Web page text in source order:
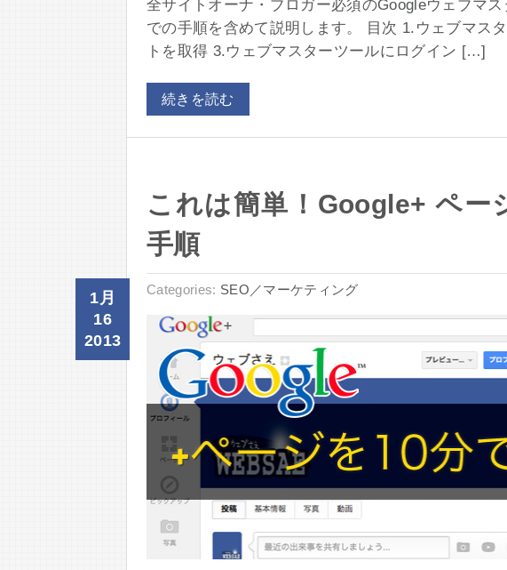
全サイトオーナ・ブロガー必須のGoogleウェブマ
での手順を含めて説明します。 目次 1.ウェブマス
トを取得 3.ウェブマスターツールにログイン […]
続きを読む
これは簡単！Google+ ペー
手順
1月
16
2013
Categories: SEO／マーケティング